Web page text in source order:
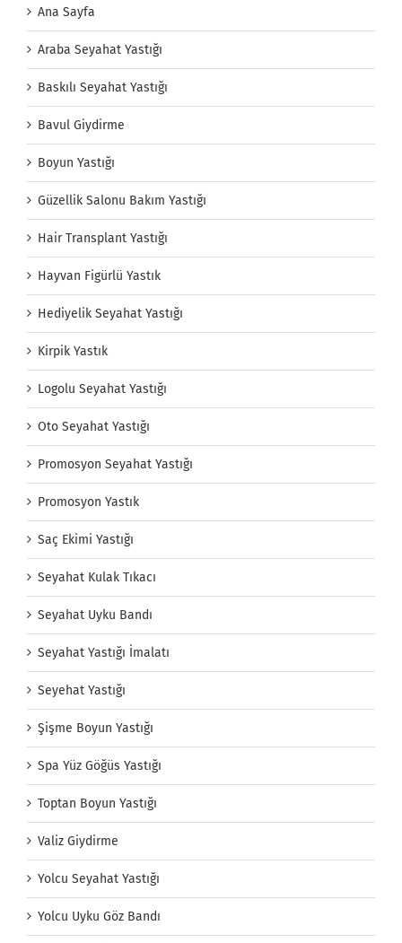
Ana Sayfa
Araba Seyahat Yastığı
Baskılı Seyahat Yastığı
Bavul Giydirme
Boyun Yastığı
Güzellik Salonu Bakım Yastığı
Hair Transplant Yastığı
Hayvan Figürlü Yastık
Hediyelik Seyahat Yastığı
Kirpik Yastık
Logolu Seyahat Yastığı
Oto Seyahat Yastığı
Promosyon Seyahat Yastığı
Promosyon Yastık
Saç Ekimi Yastığı
Seyahat Kulak Tıkacı
Seyahat Uyku Bandı
Seyahat Yastığı İmalatı
Seyehat Yastığı
Şişme Boyun Yastığı
Spa Yüz Göğüs Yastığı
Toptan Boyun Yastığı
Valiz Giydirme
Yolcu Seyahat Yastığı
Yolcu Uyku Göz Bandı